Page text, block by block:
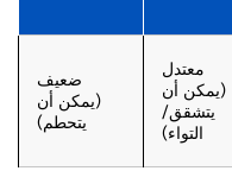
معتدل
(يمكن أن
يتشقق/
التواء)
ضعيف
(يمكن أن
يتحطم)